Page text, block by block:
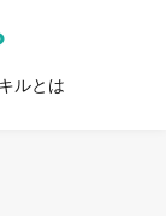
ルとは